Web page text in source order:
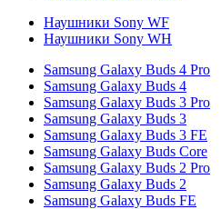
Наушники Sony WF
Наушники Sony WH
Samsung Galaxy Buds 4 Pro
Samsung Galaxy Buds 4
Samsung Galaxy Buds 3 Pro
Samsung Galaxy Buds 3
Samsung Galaxy Buds 3 FE
Samsung Galaxy Buds Core
Samsung Galaxy Buds 2 Pro
Samsung Galaxy Buds 2
Samsung Galaxy Buds FE